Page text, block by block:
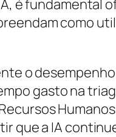
é
como
o
gasto na
que a IA